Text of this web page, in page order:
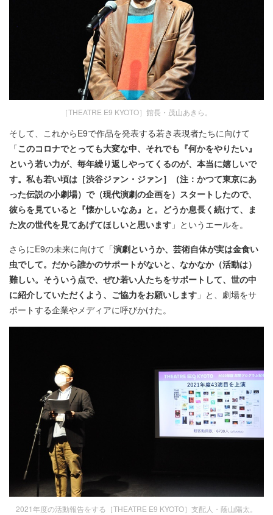
［THEATRE E9 KYOTO］館長・茂山あきら。
そして、これからE9で作品を発表する若き表現者たちに向けて
「このコロナでとっても大変な中、それでも『何かをやりたい』
という若い力が、毎年繰り返しやってくるのが、本当に嬉しいで
す。私も若い頃は［渋谷ジァン・ジァン］（注：かつて東京にあ
った伝説の小劇場）で（現代演劇の企画を）スタートしたので、
彼らを見ていると『懐かしいなあ』と。どうか息長く続けて、ま
た次の世代を見てあげてほしいと思います 」というエールを。
さらにE9の未来に向けて「演劇というか、芸術自体が実は金食い
虫でして。だから誰かのサポートがないと、なかなか（活動は）
難しい。そういう点で、ぜひ若い人たちをサポートして、世の中
に紹介していただくよう、ご協力をお願いします 」と、劇場をサ
ポートする企業やメディアに呼びかけた。
2021年度の活動報告をする［THEATRE E9 KYOTO］支配人・蔭山陽太。